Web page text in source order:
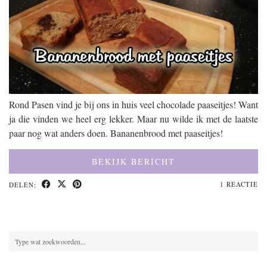
Rond Pasen vind je bij ons in huis veel chocolade paaseitjes! Want
ja die vinden we heel erg lekker. Maar nu wilde ik met de laatste
paar nog wat anders doen. Bananenbrood met paaseitjes!
BEKIJK BERICHT
DELEN: 1 REACTIE